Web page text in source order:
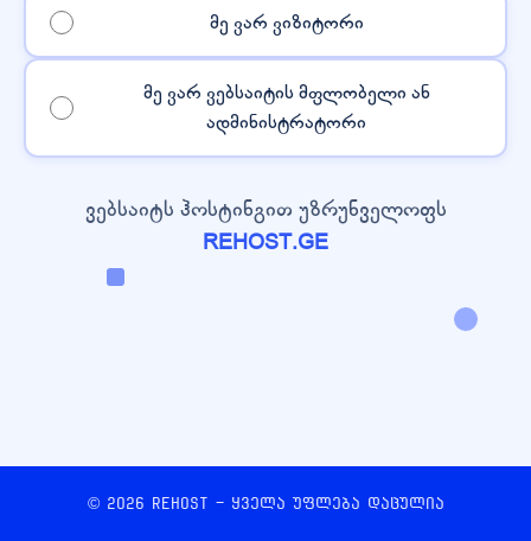
მე ვარ ვიზიტორი
მე ვარ ვებსაიტის მფლობელი ან
ადმინისტრატორი
ვებსაიტს ჰოსტინგით უზრუნველოფს
REHOST.GE
© 2026 REHOST - ყველა უფლება დაცულია